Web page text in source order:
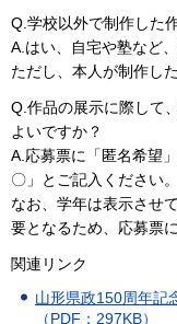
Q.学校以外で制作した
A.はい、自宅や塾など
ただし、本人が制作し
Q.作品の展示に際して
よいですか？
A.応募票に「匿名希望
〇」とご記入ください。
なお、学年は表示させ
要となるため、応募票
関連リンク
山形県政150周年記
（PDF：297KB）